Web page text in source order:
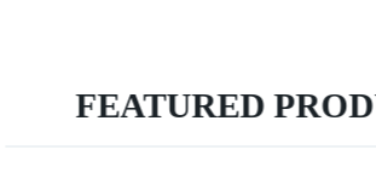
FEATURED